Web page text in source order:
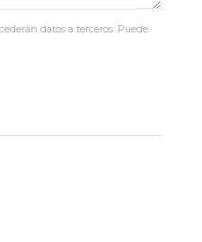
datos a terceros. Puede